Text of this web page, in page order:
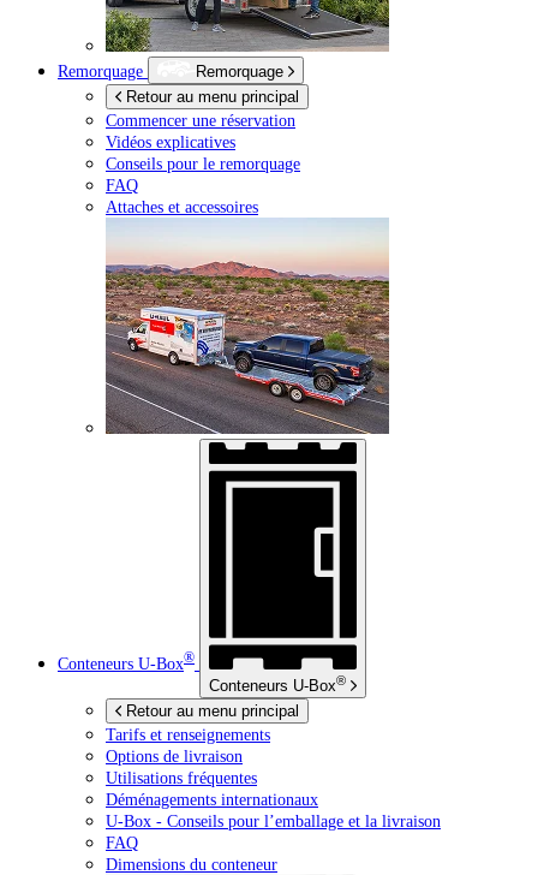
Remorquage
Remorquage
Retour au menu principal
Commencer une réservation
Vidéos explicatives
Conseils pour le remorquage
FAQ
Attaches et accessoires
Conteneurs U-Box®
Conteneurs U-Box®
Retour au menu principal
Tarifs et renseignements
Options de livraison
Utilisations fréquentes
Déménagements internationaux
U-Box - Conseils pour l’emballage et la livraison
FAQ
Dimensions du conteneur